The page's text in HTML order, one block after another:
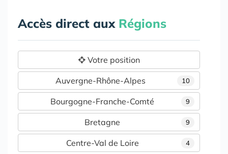
Accès direct aux Régions
Votre position
10
Auvergne-Rhône-Alpes
9
Bourgogne-Franche-Comté
9
Bretagne
4
Centre-Val de Loire